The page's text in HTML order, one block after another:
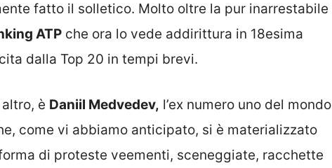
fatto il solletico. Molto oltre la pur inarrestabile
ATP che ora lo vede addirittura in 18esima
dalla Top 20 in tempi brevi.
è Daniil Medvedev, l’ex numero uno del mondo
come vi abbiamo anticipato, si è materializzato
di proteste veementi, sceneggiate, racchette